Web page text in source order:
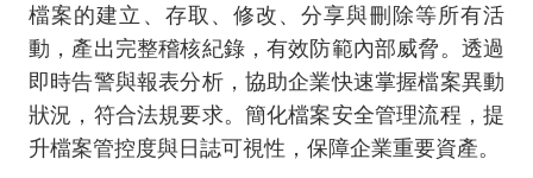
檔案的建立、存取、修改、分享與刪除等所有活
動，產出完整稽核紀錄，有效防範內部威脅。透過
即時告警與報表分析，協助企業快速掌握檔案異動
狀況，符合法規要求。簡化檔案安全管理流程，提
升檔案管控度與日誌可視性，保障企業重要資產。